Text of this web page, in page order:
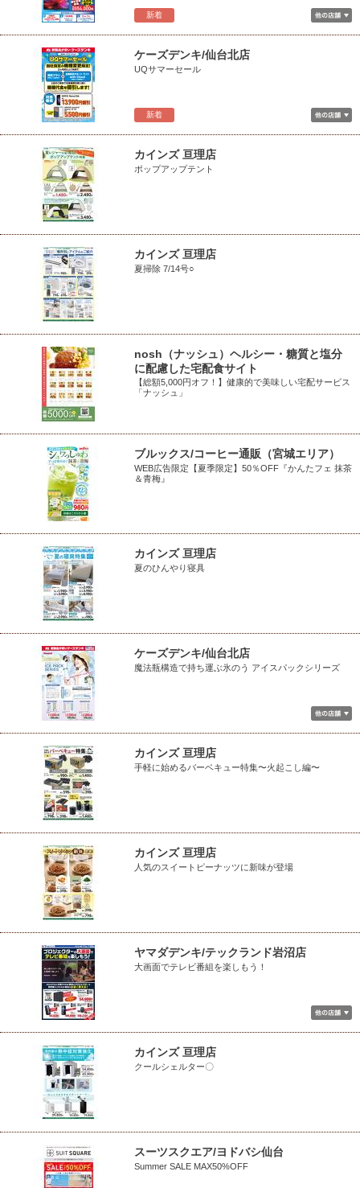
新着
新着
ケーズデンキ/仙台北店
UQサマーセール
カインズ 亘理店
ポップアップテント
カインズ 亘理店
夏掃除 7/14号○
nosh（ナッシュ）ヘルシー・糖質と塩分
に配慮した宅配食サイト
【総額5,000円オフ！】健康的で美味しい宅配サービス
「ナッシュ」
ブルックス/コーヒー通販（宮城エリア）
WEB広告限定【夏季限定】50％OFF『かんたフェ 抹茶
＆青梅』
カインズ 亘理店
夏のひんやり寝具
ケーズデンキ/仙台北店
魔法瓶構造で持ち運ぶ氷のう アイスパックシリーズ
カインズ 亘理店
手軽に始めるバーベキュー特集〜火起こし編〜
カインズ 亘理店
人気のスイートピーナッツに新味が登場
ヤマダデンキ/テックランド岩沼店
大画面でテレビ番組を楽しもう！
カインズ 亘理店
クールシェルター〇
スーツスクエア/ヨドバシ仙台
Summer SALE MAX50%OFF